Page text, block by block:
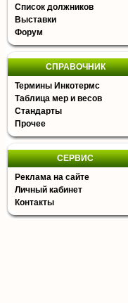
Список должников
Выставки
Форум
СПРАВОЧНИК
Термины Инкотермс
Таблица мер и весов
Стандарты
Прочее
СЕРВИС
Реклама на сайте
Личный кабинет
Контакты